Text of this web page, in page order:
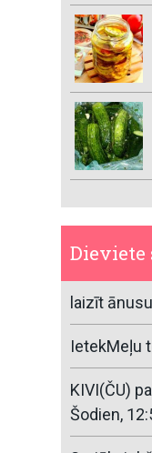
Dieviete
laizīt ānusu
IetekMeļu
KIVI(ČU)
Šodien,